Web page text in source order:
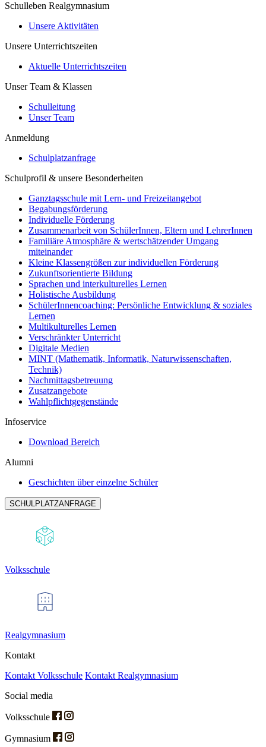
Schulleben Realgymnasium
Unsere Aktivitäten
Unsere Unterrichtszeiten
Aktuelle Unterrichtszeiten
Unser Team & Klassen
Schulleitung
Unser Team
Anmeldung
Schulplatzanfrage
Schulprofil & unsere Besonderheiten
Ganztagsschule mit Lern- und Freizeitangebot
Begabungsförderung
Individuelle Förderung
Zusammenarbeit von SchülerInnen, Eltern und LehrerInnen
Familiäre Atmosphäre & wertschätzender Umgang
miteinander
Kleine Klassengrößen zur individuellen Förderung
Zukunftsorientierte Bildung
Sprachen und interkulturelles Lernen
Holistische Ausbildung
SchülerInnencoaching: Persönliche Entwicklung & soziales
Lernen
Multikulturelles Lernen
Verschränkter Unterricht
Digitale Medien
MINT (Mathematik, Informatik, Naturwissenschaften,
Technik)
Nachmittagsbetreuung
Zusatzangebote
Wahlpflichtgegenstände
Infoservice
Download Bereich
Alumni
Geschichten über einzelne Schüler
SCHULPLATZANFRAGE
Volksschule
Realgymnasium
Kontakt
Kontakt Volksschule Kontakt Realgymnasium
Social media
Volksschule
Gymnasium